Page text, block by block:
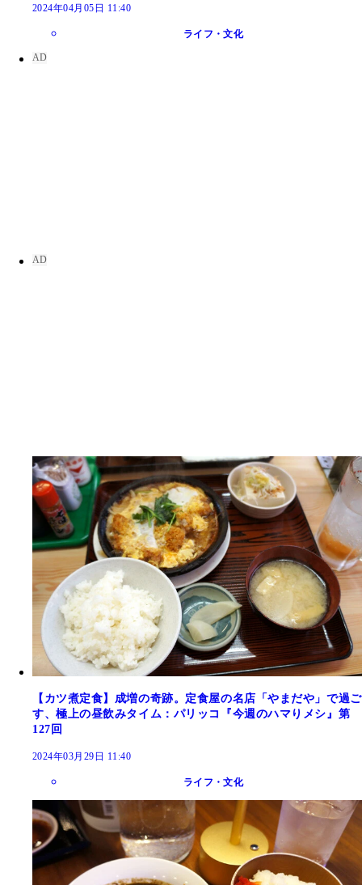
2024年04月05日 11:40
ライフ・文化
【カツ煮定食】成増の奇跡。定食屋の名店「やまだや」で過ご
す、極上の昼飲みタイム：パリッコ『今週のハマりメシ』第
127回
2024年03月29日 11:40
ライフ・文化